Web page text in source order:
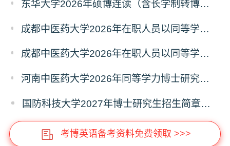
东华大学2026年硕博连读（含长学制转博）博士研究生拟录取名单公示
成都中医药大学2026年在职人员以同等学力申请中西医结合博士学术学位招生章程
成都中医药大学2026年在职人员以同等学力申请中医博士专业学位招生章程
河南中医药大学2026年同等学力博士研究生招生拟进入复试人员名单公示
国防科技大学2027年博士研究生招生简章（预发版）
考博英语备考资料免费领取 >>>